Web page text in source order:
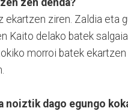
ekartzen ziren. Zaldia eta
Kaito delako batek
morroi batek
noiztik dago egungo